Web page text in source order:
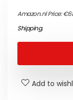
Amazon.nl Price:€
Shipping.
Add to